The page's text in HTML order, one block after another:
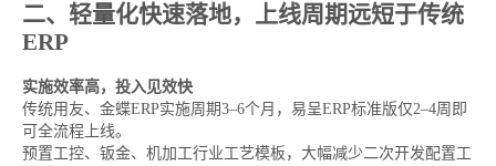
二、轻量化快速落地，上线周期远短于传统
ERP
实施效率高，投入见效快
传统用友、金蝶ERP实施周期3–6个月，易呈ERP标准版仅2–4周即
可全流程上线。
预置工控、钣金、机加工行业工艺模板，大幅减少二次开发配置工